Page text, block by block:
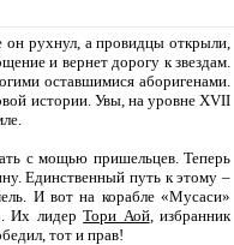
он рухнул, а провидцы открыли,
и вернет дорогу к звездам.
оставшимися аборигенами.
истории. Увы, на уровне XVII
с мощью пришельцев. Теперь
Единственный путь к этому –
И вот на корабле «Мусаси»
Их лидерТори Аой, избранник
тот и прав!